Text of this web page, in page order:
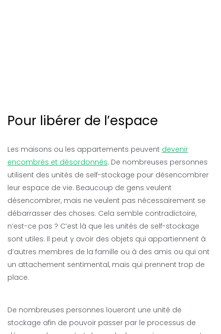
Pour libérer de l’espace
Les maisons ou les appartements peuvent devenir
encombrés et désordonnés. De nombreuses personnes
utilisent des unités de self-stockage pour désencombrer
leur espace de vie. Beaucoup de gens veulent
désencombrer, mais ne veulent pas nécessairement se
débarrasser des choses. Cela semble contradictoire,
n’est-ce pas ? C’est là que les unités de self-stockage
sont utiles. Il peut y avoir des objets qui appartiennent à
d’autres membres de la famille ou à des amis ou qui ont
un attachement sentimental, mais qui prennent trop de
place.
De nombreuses personnes loueront une unité de
stockage afin de pouvoir passer par le processus de